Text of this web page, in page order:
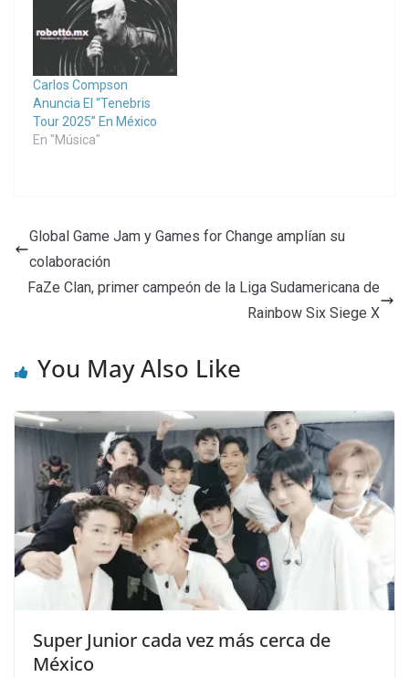
Carlos Compson
Anuncia El “Tenebris
Tour 2025” En México
En "Música"
Global Game Jam y Games for Change amplían su
colaboración
FaZe Clan, primer campeón de la Liga Sudamericana de
Rainbow Six Siege X
You May Also Like
Super Junior cada vez más cerca de
México